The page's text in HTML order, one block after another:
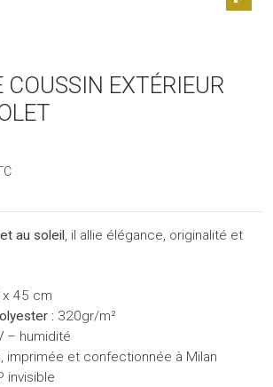
COUSSIN EXTÉRIEUR
au soleil, il allie élégance, originalité et
45 cm
: 320gr/m²
– humidité
imprimée et confectionnée à Milan
invisible